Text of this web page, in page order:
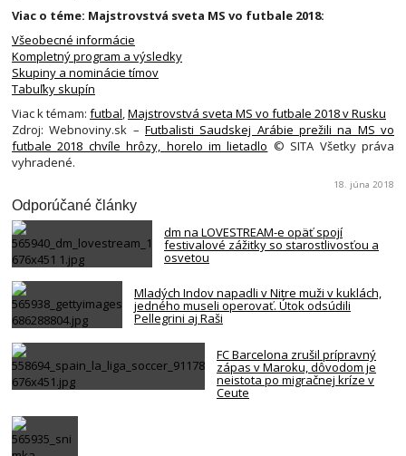
Viac o téme: Majstrovstvá sveta MS vo futbale 2018:
Všeobecné informácie
Kompletný program a výsledky
Skupiny a nominácie tímov
Tabuľky skupín
Viac k témam: futbal,Majstrovstvá sveta MS vo futbale 2018 v Rusku
Zdroj: Webnoviny.sk – Futbalisti Saudskej Arábie prežili na MS vo
futbale 2018 chvíle hrôzy, horelo im lietadlo © SITA Všetky práva
vyhradené.
18. júna 2018
Odporúčané články
dm na LOVESTREAM-e opäť spojí
festivalové zážitky so starostlivosťou a
osvetou
Mladých Indov napadli v Nitre muži v kuklách,
jedného museli operovať. Útok odsúdili
Pellegrini aj Raši
FC Barcelona zrušil prípravný
zápas v Maroku, dôvodom je
neistota po migračnej kríze v
Ceute